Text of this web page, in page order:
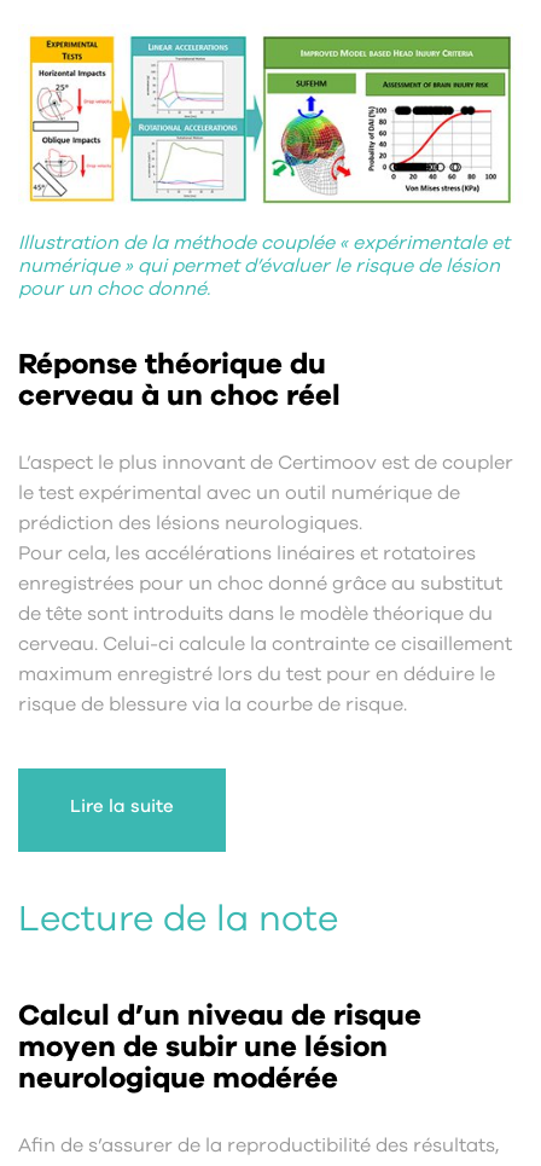
Réponse théorique du
cerveau à un choc réel
L’aspect le plus innovant de Certimoov est de coupler
le test expérimental avec un outil numérique de
prédiction des lésions neurologiques.
Pour cela, les accélérations linéaires et rotatoires
enregistrées pour un choc donné grâce au substitut
de tête sont introduits dans le modèle théorique du
cerveau. Celui-ci calcule la contrainte ce cisaillement
maximum enregistré lors du test pour en déduire le
risque de blessure via la courbe de risque.
Illustration de la méthode couplée « expérimentale et
numérique » qui permet d’évaluer le risque de lésion
pour un choc donné.
Lire la suite
Lecture de la note
Calcul d’un niveau de risque
moyen de subir une lésion
neurologique modérée
Afin de s’assurer de la reproductibilité des résultats,